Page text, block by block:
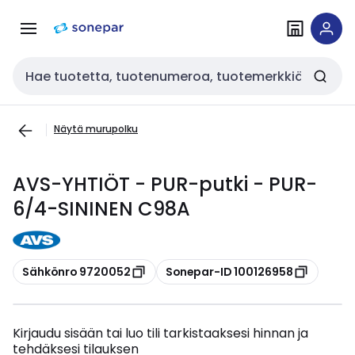
navigointiinsisältöön
Haku
Näytä murupolku
AVS-YHTIÖT - PUR-putki - PUR-
6/4-SININEN C98A
Kopioi
Sähkönro 9720052 Kopioi
Sonepar-ID 100126958
Kirjaudu sisään tai luo tili tarkistaaksesi hinnan ja
tehdäksesi tilauksen